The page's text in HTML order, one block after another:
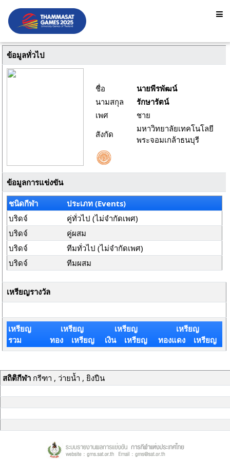
ข้อมูลทั่วไป
ชื่อ
นายพีรพัฒน์
นามสกุล
รักษารัตน์
เพศ
ชาย
สังกัด
มหาวิทยาลัยเทคโนโลยี
พระจอมเกล้าธนบุรี
ข้อมูลการแข่งขัน
ชนิดกีฬา
ประเภท (Events)
บริดจ์
คู่ทั่วไป (ไม่จำกัดเพศ)
บริดจ์
คู่ผสม
บริดจ์
ทีมทั่วไป (ไม่จำกัดเพศ)
บริดจ์
ทีมผสม
เหรียญรางวัล
เหรียญ
รวม
เหรียญ
ทอง เหรียญ
เหรียญ
เงิน เหรียญ
เหรียญ
ทองแดง เหรียญ
สถิติกีฬากรีฑา , ว่ายน้ำ , ยิงปืน